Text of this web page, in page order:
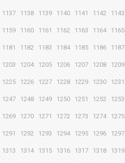
1137 1138 1139 1140 1141 1142 1143
1159 1160 1161 1162 1163 1164 1165
1181 1182 1183 1184 1185 1186 1187
1203 1204 1205 1206 1207 1208 1209
1225 1226 1227 1228 1229 1230 1231
1247 1248 1249 1250 1251 1252 1253
1269 1270 1271 1272 1273 1274 1275
1291 1292 1293 1294 1295 1296 1297
1313 1314 1315 1316 1317 1318 1319